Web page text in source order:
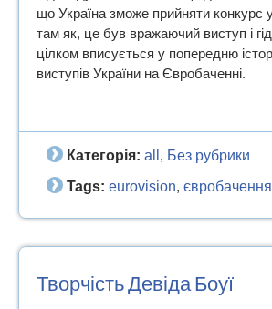
що Україна зможе прийняти конкурс
там як, це був вражаючий виступ і
цілком вписується у попередню
виступів України на Євробаченні.
Категорія: all, Без рубрики
Tags: eurovision, євробачення
Творчість Девіда Боуї